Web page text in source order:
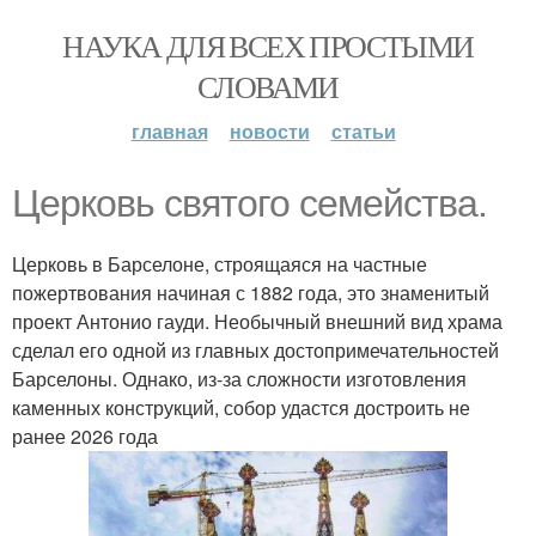
НАУКА ДЛЯ ВСЕХ ПРОСТЫМИ
СЛОВАМИ
главная новости статьи
Церковь святого семейства.
Церковь в Барселоне, строящаяся на частные
пожертвования начиная с 1882 года, это знаменитый
проект Антонио гауди. Необычный внешний вид храма
сделал его одной из главных достопримечательностей
Барселоны. Однако, из-за сложности изготовления
каменных конструкций, собор удастся достроить не
ранее 2026 года